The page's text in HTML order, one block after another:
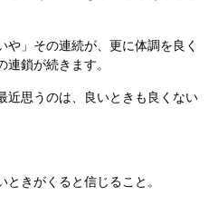
漢方の教え
を探す
イベント・講座
や」その連続が、更に体調を良く
鎖が続きます。
近思うのは、良いときも良くない
ときがくると信じること。